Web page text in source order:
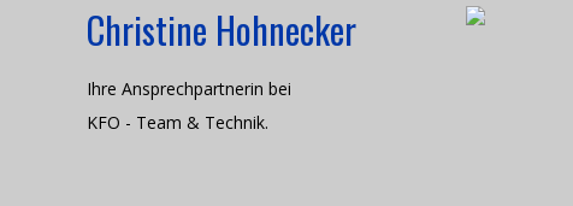
Christine Hohnecker
Ihre Ansprechpartnerin bei
KFO - Team & Technik.